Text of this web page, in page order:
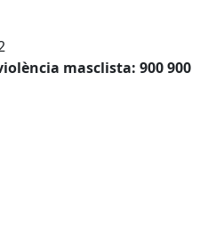
masclista: 900 900